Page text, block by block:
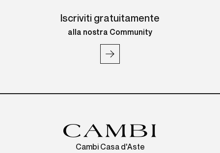
Iscriviti gratuitamente
alla nostra Community
Cambi Casa d'Aste